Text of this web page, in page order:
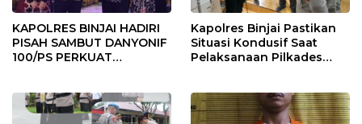
KAPOLRES BINJAI HADIRI
PISAH SAMBUT DANYONIF
100/PS PERKUAT
Kapolres Binjai Pastikan
Situasi Kondusif Saat
Pelaksanaan Pilkades